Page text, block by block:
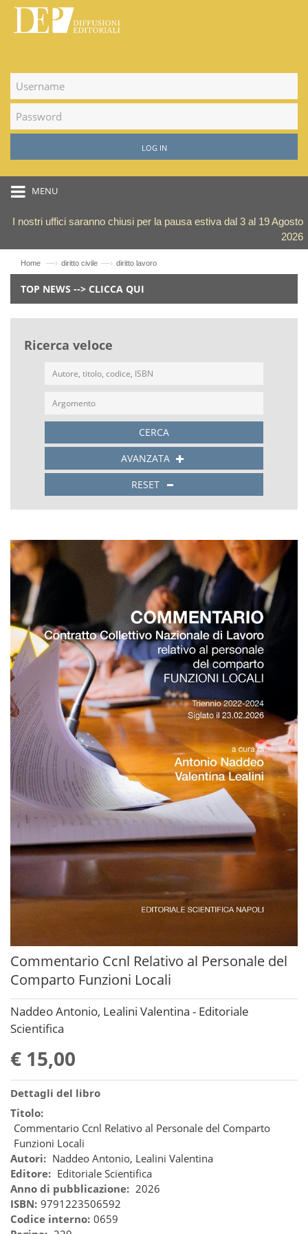
LOG IN
MENU
I nostri uffici saranno chiusi per la pausa estiva dal 3 al 19 Agosto
2026
Home —› diritto civile —› diritto lavoro
TOP NEWS --> CLICCA QUI
Ricerca veloce
CERCA
AVANZATA
RESET
Commentario Ccnl Relativo al Personale del
Comparto Funzioni Locali
Naddeo Antonio, Lealini Valentina - Editoriale
Scientifica
€ 15,00
Dettagli del libro
Titolo:
Commentario Ccnl Relativo al Personale del Comparto
Funzioni Locali
Autori: Naddeo Antonio, Lealini Valentina
Editore: Editoriale Scientifica
Anno di pubblicazione: 2026
ISBN: 9791223506592
Codice interno: 0659